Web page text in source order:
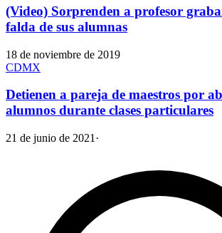
(Video) Sorprenden a profesor
falda de sus alumnas
18 de noviembre de 2019
CDMX
Detienen a pareja de maestros por
alumnos durante clases particulares
21 de junio de 2021 ·